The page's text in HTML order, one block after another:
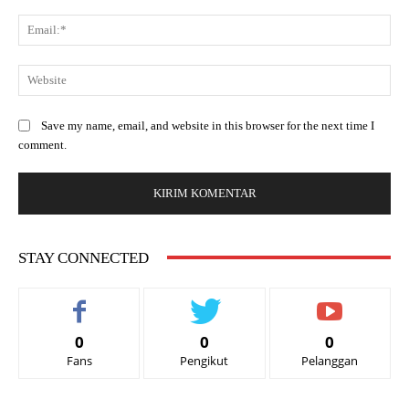
Save my name, email, and website in this browser for the next time I
comment.
STAY CONNECTED
0
Fans
0
Pengikut
0
Pelanggan